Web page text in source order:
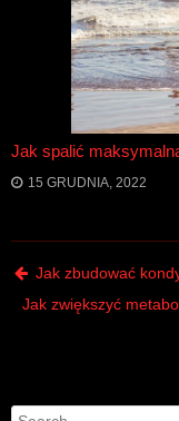
Jak spalić
15 GRUDNIA, 2022
Post
Jak zbudować
Jak zwiększyć